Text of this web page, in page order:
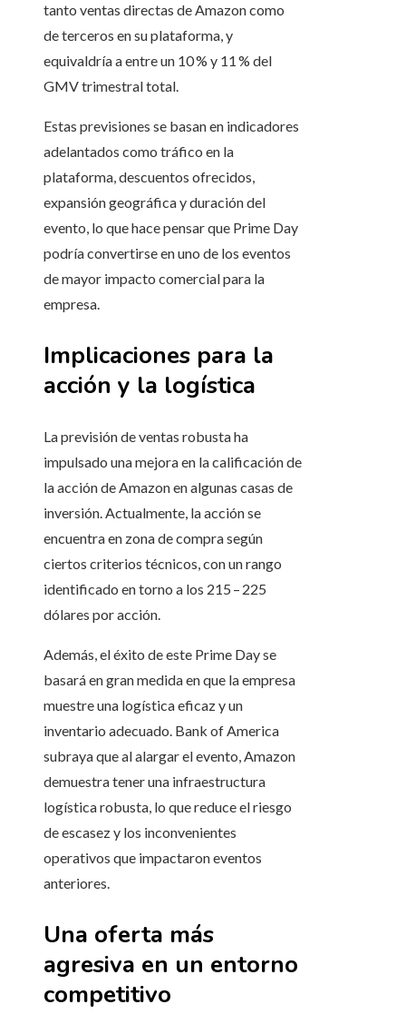
tanto ventas directas de Amazon como
de terceros en su plataforma, y
equivaldría a entre un 10 % y 11 % del
GMV trimestral total.
Estas previsiones se basan en indicadores
adelantados como tráfico en la
plataforma, descuentos ofrecidos,
expansión geográfica y duración del
evento, lo que hace pensar que Prime Day
podría convertirse en uno de los eventos
de mayor impacto comercial para la
empresa.
Implicaciones para la
acción y la logística
La previsión de ventas robusta ha
impulsado una mejora en la calificación de
la acción de Amazon en algunas casas de
inversión. Actualmente, la acción se
encuentra en zona de compra según
ciertos criterios técnicos, con un rango
identificado en torno a los 215 – 225
dólares por acción.
Además, el éxito de este Prime Day se
basará en gran medida en que la empresa
muestre una logística eficaz y un
inventario adecuado. Bank of America
subraya que al alargar el evento, Amazon
demuestra tener una infraestructura
logística robusta, lo que reduce el riesgo
de escasez y los inconvenientes
operativos que impactaron eventos
anteriores.
Una oferta más
agresiva en un entorno
competitivo